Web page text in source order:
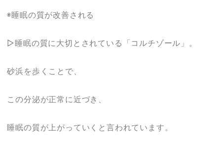
◉睡眠の質が改善される
▷睡眠の質に大切とされている「コルチゾール」。
砂浜を歩くことで、
この分泌が正常に近づき、
睡眠の質が上がっていくと言われています。